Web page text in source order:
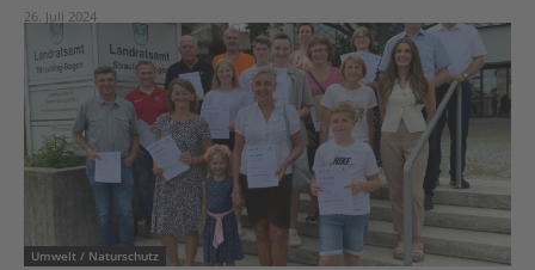
26. Juli 2024
Umwelt / Naturschutz